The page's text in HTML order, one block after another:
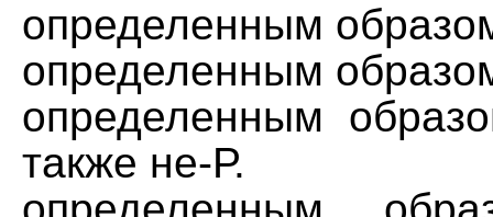
определенным
определенным
определенным
также не-Р.